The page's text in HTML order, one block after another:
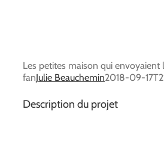
Les petites maison qui
fanJulie Beauchemin2018-09-
Description du projet